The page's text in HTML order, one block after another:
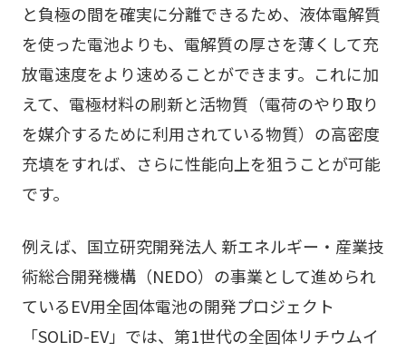
と負極の間を確実に分離できるため、液体電解質
を使った電池よりも、電解質の厚さを薄くして充
放電速度をより速めることができます。これに加
えて、電極材料の刷新と活物質（電荷のやり取り
を媒介するために利用されている物質）の高密度
充填をすれば、さらに性能向上を狙うことが可能
です。
例えば、国立研究開発法人 新エネルギー・産業技
術総合開発機構（NEDO）の事業として進められ
ているEV用全固体電池の開発プロジェクト
「SOLiD-EV」では、第1世代の全固体リチウムイ